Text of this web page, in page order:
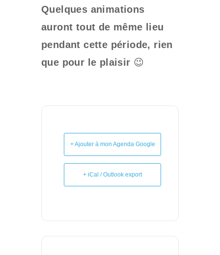
Quelques animations
auront tout de même lieu
pendant cette période, rien
que pour le plaisir 😉
+ Ajouter à mon Agenda Google
+ iCal / Outlook export